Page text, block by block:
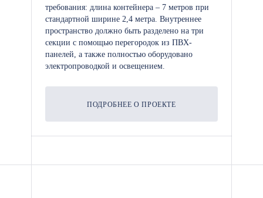
требования: длина контейнера – 7 метров при
стандартной ширине 2,4 метра. Внутреннее
пространство должно быть разделено на три
секции с помощью перегородок из ПВХ-
панелей, а также полностью оборудовано
электропроводкой и освещением.
ПОДРОБНЕЕ О ПРОЕКТЕ
*